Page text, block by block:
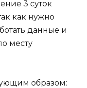
3 суток
как нужно
данные и
месту
образом: